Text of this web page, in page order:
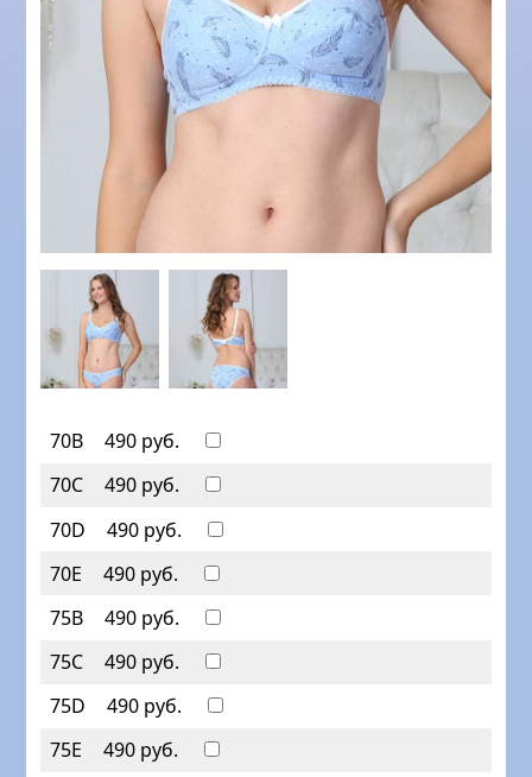
70B
490 руб.
70C
490 руб.
70D
490 руб.
70E
490 руб.
75B
490 руб.
75C
490 руб.
75D
490 руб.
75E
490 руб.